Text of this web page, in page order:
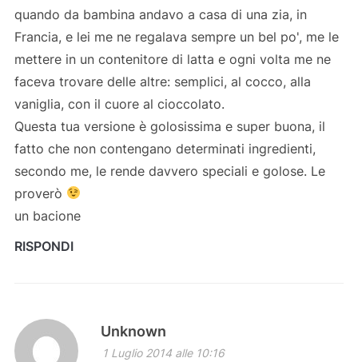
quando da bambina andavo a casa di una zia, in
Francia, e lei me ne regalava sempre un bel po', me le
mettere in un contenitore di latta e ogni volta me ne
faceva trovare delle altre: semplici, al cocco, alla
vaniglia, con il cuore al cioccolato.
Questa tua versione è golosissima e super buona, il
fatto che non contengano determinati ingredienti,
secondo me, le rende davvero speciali e golose. Le
proverò
un bacione
RISPONDI
Unknown
1 Luglio 2014 alle 10:16